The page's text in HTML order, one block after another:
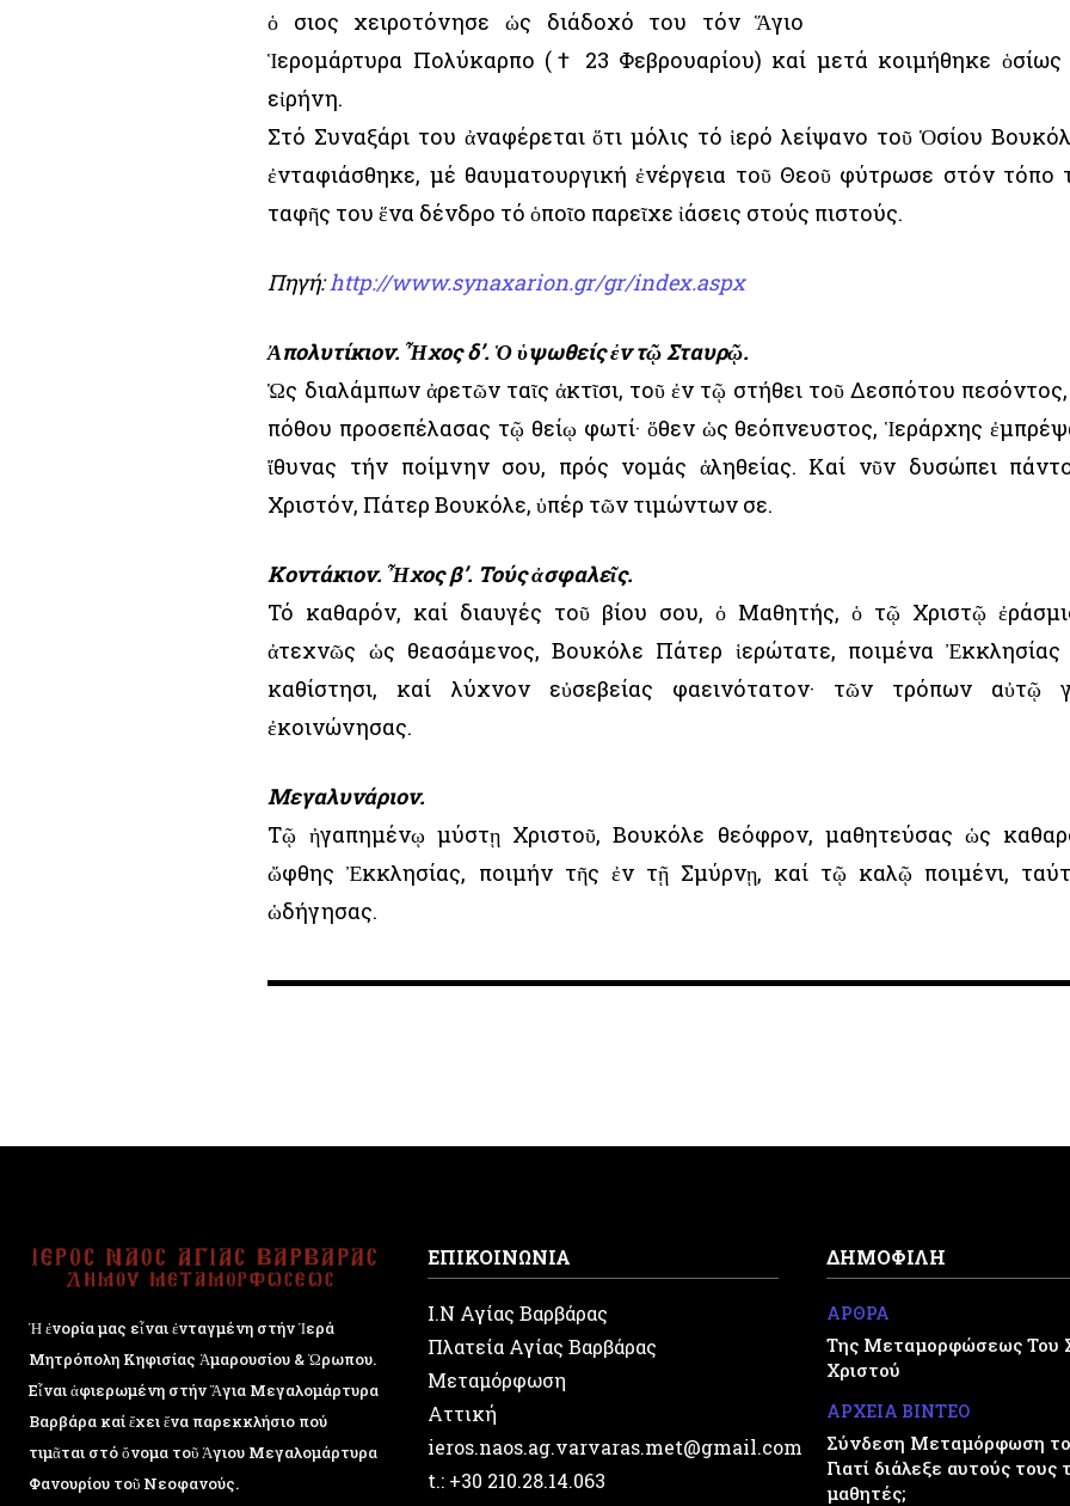
ὁ Ὅσιος χειροτόνησε ὡς διάδοχό του τόν Ἅγιο
Ἱερομάρτυρα Πολύκαρπο († 23 Φεβρουαρίου) καί μετά κοιμήθηκε ὁσίως
εἰρήνη.
Στό Συναξάρι του ἀναφέρεται ὅτι μόλις τό ἱερό λείψανο τοῦ Ὁσίου
ἐνταφιάσθηκε, μέ θαυματουργική ἐνέργεια τοῦ Θεοῦ φύτρωσε στόν τόπο
ταφῆς του ἕνα δένδρο τό ὁποῖο παρεῖχε ἰάσεις στούς πιστούς.
Πηγή:http://www.synaxarion.gr/gr/index.aspx
Ἀπολυτίκιον. Ἦχος δ’. Ὁ ὑψωθείς ἐν τῷ Σταυρῷ.
Ὡς διαλάμπων ἀρετῶν ταῖς ἀκτῖσι, τοῦ ἐν τῷ στήθει τοῦ Δεσπότου
πόθου προσεπέλασας τῷ θείῳ φωτί· ὅθεν ὡς θεόπνευστος, Ἱεράρχης
ἴθυνας τήν ποίμνην σου, πρός νομάς ἀληθείας. Καί νῦν δυσώπει
Χριστόν, Πάτερ Βουκόλε, ὑπέρ τῶν τιμώντων σε.
Κοντάκιον. Ἦχος β’. Τούς ἀσφαλεῖς.
Τό καθαρόν, καί διαυγές τοῦ βίου σου, ὁ Μαθητής, ὁ τῷ Χριστῷ
ἀτεχνῶς ὡς θεασάμενος, Βουκόλε Πάτερ ἱερώτατε, ποιμένα Ἐκκλησίας
καθίστησι, καί λύχνον εὐσεβείας φαεινότατον· τῶν τρόπων αὐτῷ
ἐκοινώνησας.
Μεγαλυνάριον.
Τῷ ἠγαπημένῳ μύστῃ Χριστοῦ, Βουκόλε θεόφρον, μαθητεύσας ὡς
ὤφθης Ἐκκλησίας, ποιμήν τῆς ἐν τῇ Σμύρνῃ, καί τῷ καλῷ ποιμένι,
ὡδήγησας.
Ἡ ἐνορία μας εἶναι ἐνταγμένη στήν Ἱερά
Μητρόπολη Κηφισίας Ἁμαρουσίου & Ὠρωπου.
Εἶναι ἀφιερωμένη στήν Ἅγια Μεγαλομάρτυρα
Βαρβάρα καί ἔχει ἕνα παρεκκλήσιο πού
τιμᾶται στό ὄνομα τοῦ Ἁγιου Μεγαλομάρτυρα
Φανουρίου τοῦ Νεοφανούς.
ΕΠΙΚΟΙΝΩΝΙΑ
Ι.Ν Αγίας Βαρβάρας
Πλατεία Αγίας Βαρβάρας
Μεταμόρφωση
Αττική
ieros.naos.ag.varvaras.met@gmail.com
t.: +30 210.28.14.063
ΔΗΜΟΦΙΛΗ
ΑΡΘΡΑ
Της Μεταμορφώσεως Του
Χριστού
ΑΡΧΕΙΑ ΒΙΝΤΕΟ
Σύνδεση Μεταμόρφωση
Γιατί διάλεξε αυτούς τους
μαθητές;